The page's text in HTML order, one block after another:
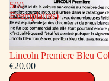
500
Exemplaires)
Lincoln Premiere Bleu
(Série de 500 Exemplaires)
€20,00